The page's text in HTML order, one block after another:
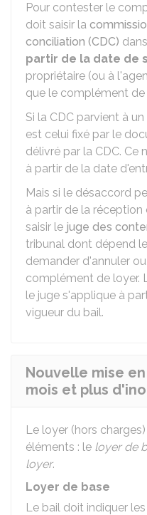
Pour contester le
doit saisir la
conciliation (CDC)
partir de la date de
propriétaire (ou à
que le complément de
Si la CDC parvient à
est celui fixé par le
délivré par la CDC.
à partir de la date
Mais si le désaccord
à partir de la réception
saisir le juge des
tribunal dont dépend
demander d'annuler
complément de loyer.
le juge s'applique à
vigueur du bail.
Nouvelle mise
mois et plus
Le loyer (hors
éléments : le loyer de
loyer.
Loyer de base
Le bail doit indiquer